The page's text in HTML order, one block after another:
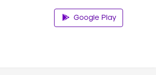
Google Play